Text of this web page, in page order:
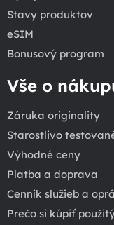
Stavy produktov
eSIM
Bonusový program
Vše o
Záruka originality
Starostlivo
Výhodné ceny
Platba a doprava
Cenník služieb a
Prečo si kúpiť